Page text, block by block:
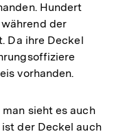
Hundert
der
Da ihre Deckel
vorhanden.
sieht es auch
der Deckel auch